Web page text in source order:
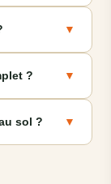
▼
? ▼
sol ? ▼